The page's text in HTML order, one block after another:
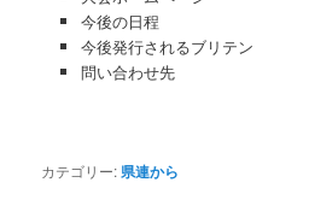
今後の日程
今後発行されるブリテン
問い合わせ先
カテゴリー:県連から